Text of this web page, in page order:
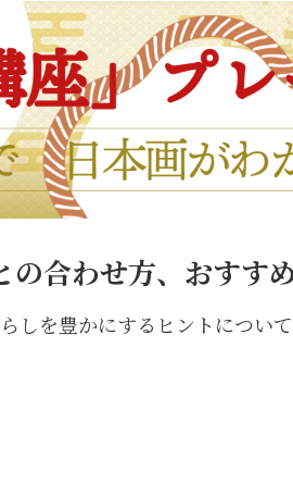
合わせ方、おすす
を豊かにするヒントについて